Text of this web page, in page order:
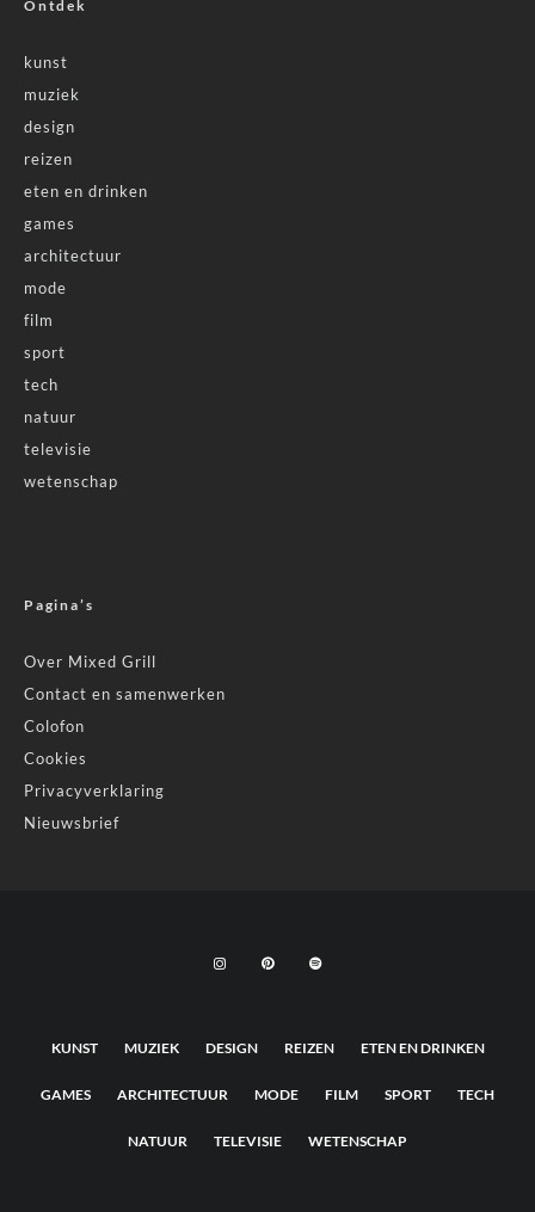
Ontdek
kunst
muziek
design
reizen
eten en drinken
games
architectuur
mode
film
sport
tech
natuur
televisie
wetenschap
Pagina’s
Over Mixed Grill
Contact en samenwerken
Colofon
Cookies
Privacyverklaring
Nieuwsbrief
KUNST MUZIEK DESIGN REIZEN ETEN EN DRINKEN
GAMES ARCHITECTUUR MODE FILM SPORT TECH
NATUUR TELEVISIE WETENSCHAP